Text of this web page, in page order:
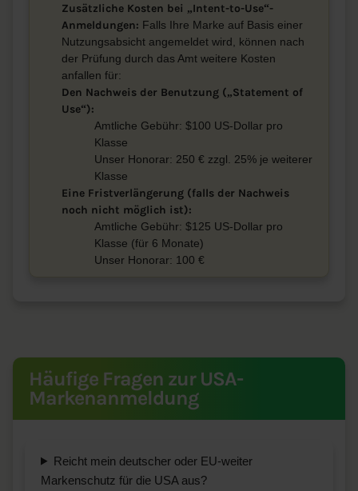
Zusätzliche Kosten bei „Intent-to-Use“-
Anmeldungen: Falls Ihre Marke auf Basis einer
Nutzungsabsicht angemeldet wird, können nach
der Prüfung durch das Amt weitere Kosten
anfallen für:
Den Nachweis der Benutzung („Statement of
Use“):
Amtliche Gebühr: $100 US-Dollar pro
Klasse
Unser Honorar: 250 € zzgl. 25% je weiterer
Klasse
Eine Fristverlängerung (falls der Nachweis
noch nicht möglich ist):
Amtliche Gebühr: $125 US-Dollar pro
Klasse (für 6 Monate)
Unser Honorar: 100 €
Häufige Fragen zur USA-
Markenanmeldung
Reicht mein deutscher oder EU-weiter
Markenschutz für die USA aus?